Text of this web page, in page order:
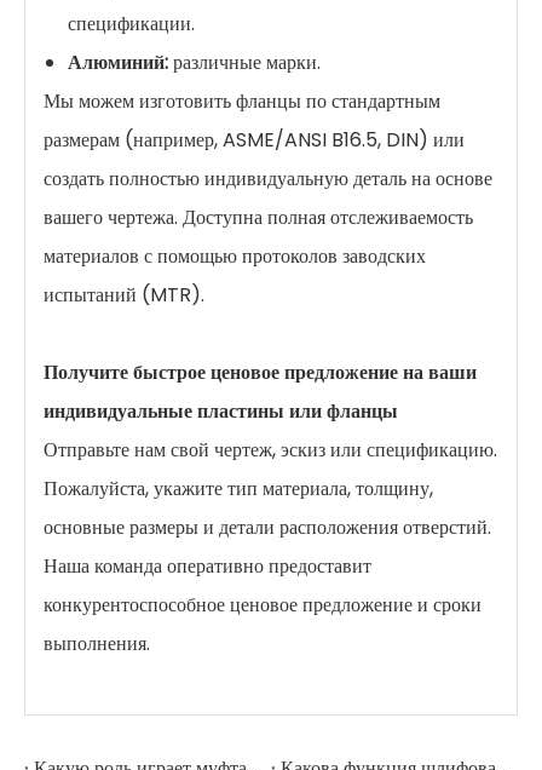
спецификации.
Алюминий:различные марки.
Мы можем изготовить фланцы по стандартным
размерам (например, ASME/ANSI B16.5, DIN) или
создать полностью индивидуальную деталь на основе
вашего чертежа. Доступна полная отслеживаемость
материалов с помощью протоколов заводских
испытаний (MTR).
Получите быстрое ценовое предложение на ваши
индивидуальные пластины или фланцы
Отправьте нам свой чертеж, эскиз или спецификацию.
Пожалуйста, укажите тип материала, толщину,
основные размеры и детали расположения отверстий.
Наша команда оперативно предоставит
конкурентоспособное ценовое предложение и сроки
выполнения.